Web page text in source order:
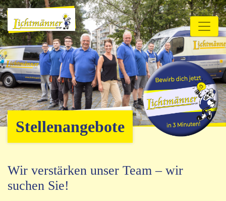
Stellenangebote
Wir verstärken unser Team – wir
suchen Sie!